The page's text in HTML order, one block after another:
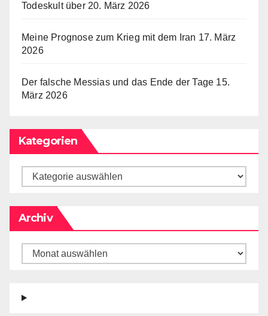
Todeskult über 20. März 2026
Meine Prognose zum Krieg mit dem Iran 17. März
2026
Der falsche Messias und das Ende der Tage 15.
März 2026
Kategorien
Kategorien
Archiv
Archiv